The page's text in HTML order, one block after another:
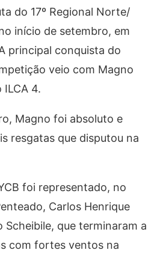
do 17º Regional Norte/
início de setembro, em
principal conquista do
veio com Magno
ILCA 4.
Magno foi absoluto e
resgatas que disputou na
foi representado, no
Carlos Henrique
Scheibile, que terminaram a
com fortes ventos na